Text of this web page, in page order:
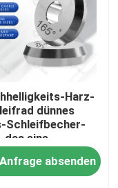
Harz-
dünnes
Schleifbecher-
das eine
und
bietet
Anfrage absenden